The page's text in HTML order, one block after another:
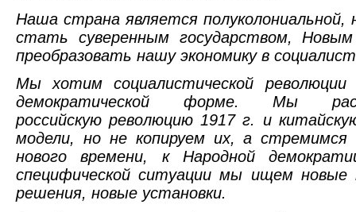
Наша страна является
стать суверенным государством,
преобразовать нашу экономику в
Мы хотим социалистической
демократической форме. Мы
российскую революцию 1917 г. и
модели, но не копируем их, а стремимся
нового времени, к Народной
специфической ситуации мы ищем новые
решения, новые установки.